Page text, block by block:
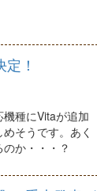
！
種にVitaが追加
そうです。あく
か・・・？